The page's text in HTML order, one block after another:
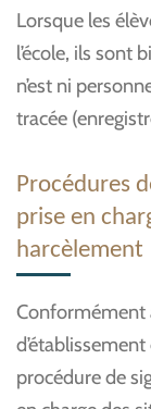
Lorsque les
l’école, ils sont
n’est ni
tracée
Procédures
prise en
harcèlement
Conformément
procédure de